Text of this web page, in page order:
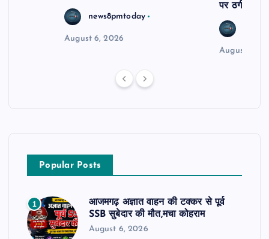
news8pmtoday
August 6, 2026
पर ठगी और
August 6,
Popular Posts
1
आजमगढ़ अज्ञात वाहन की टक्कर से पूर्व
SSB सुबेदार की मौत,मचा कोहराम
August 6, 2026